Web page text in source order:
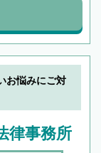
お悩みにご対
律事務所